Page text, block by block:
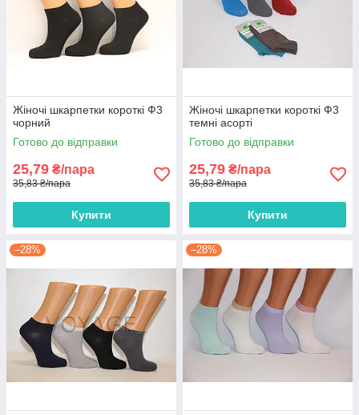
Жіночі шкарпетки короткі Ф3
чорний
Готово до відправки
25,79 ₴/пара
35,83 ₴/пара
Купити
Жіночі шкарпетки короткі Ф3
темні асорті
Готово до відправки
25,79 ₴/пара
35,83 ₴/пара
Купити
–28% –28%